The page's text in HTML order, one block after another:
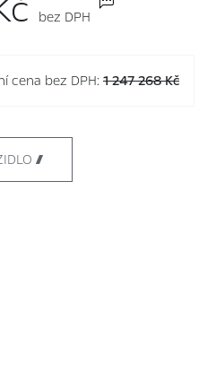
bez DPH
cena bez DPH: 1 247 268 Kč
